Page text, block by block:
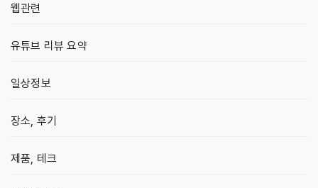
웹관련
유튜브 리뷰 요약
일상정보
장소, 후기
제품, 테크